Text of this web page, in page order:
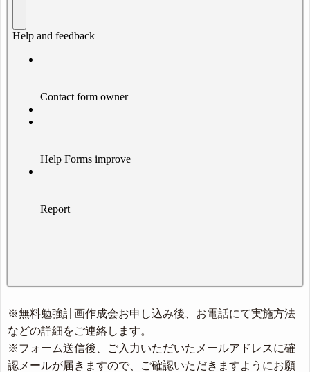
※無料勉強計画作成会お申し込み後、お電話にて実施方法
などの詳細をご連絡します。
※フォーム送信後、ご入力いただいたメールアドレスに確
認メールが届きますので、ご確認いただきますようにお願